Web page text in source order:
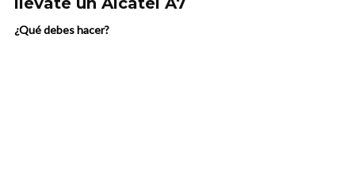
¿Qué debes hacer?